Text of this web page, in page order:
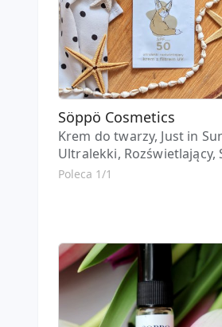
Söppö Cosmetics
Krem do twarzy, Just in
Ultralekki, Rozświetlający,
Poleca 1/1